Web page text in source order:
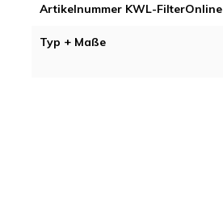
Artikelnummer KWL-FilterOnline
Typ + Maße